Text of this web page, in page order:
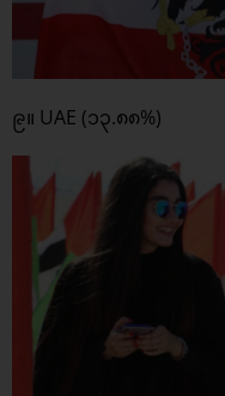
၉။ UAE (၁၃.၈၈%)